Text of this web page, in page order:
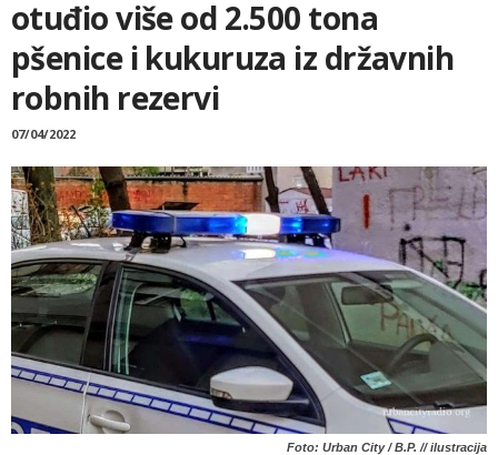
otuđio više od 2.500 tona
pšenice i kukuruza iz državnih
robnih rezervi
07/04/2022
Foto: Urban City / B.P. // ilustracija